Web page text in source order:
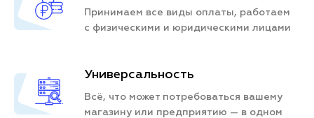
Принимаем все виды оплаты, работаем
с физическими и юридическими лицами
Универсальность
Всё, что может потребоваться вашему
магазину или предприятию — в одном